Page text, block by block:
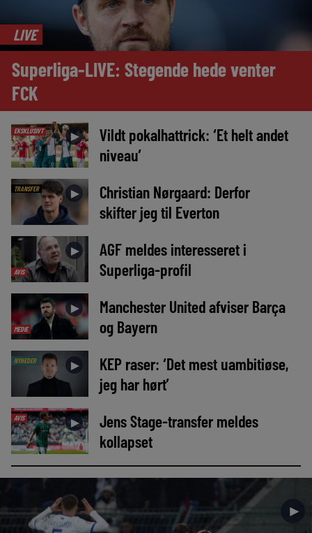
LIVE
Superliga-LIVE: Stegende hede venter
FCK
EKSKLUSIVT ►
Vildt pokalhattrick: ‘Et helt andet
niveau’
TRANSFER ►
Christian Nørgaard: Derfor
skifter jeg til Everton
AVIS
►
AGF meldes interesseret i
Superliga-profil
MEDIE
►
Manchester United afviser Barça
og Bayern
NYHEDER ►
KEP raser: ‘Det mest uambitiøse,
jeg har hørt’
AVIS ►
Jens Stage-transfer meldes
kollapset
►